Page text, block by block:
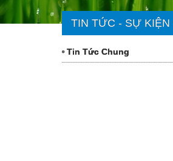
TIN TỨC - SỰ KIỆN
Tin Tức Chung